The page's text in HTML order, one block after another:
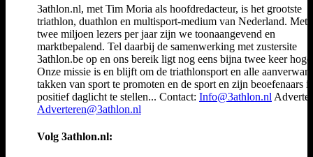
3athlon.nl, met Tim Moria als hoofdredacteur, is het grootste
triathlon, duathlon en multisport-medium van Nederland. Met
twee miljoen lezers per jaar zijn we toonaangevend en
marktbepalend. Tel daarbij de samenwerking met zustersite
3athlon.be op en ons bereik ligt nog eens bijna twee keer
Onze missie is en blijft om de triathlonsport en alle
takken van sport te promoten en de sport en zijn beoefenaars
positief daglicht te stellen... Contact: Info@3athlon.nl
Adverteren@3athlon.nl
Volg 3athlon.nl: